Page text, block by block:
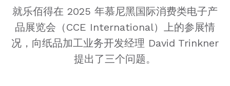
就乐佰得在 2025 年慕尼黑国际消费类电子产
品展览会（CCE International）上的参展情
况，向纸品加工业务开发经理 David Trinkner
提出了三个问题。